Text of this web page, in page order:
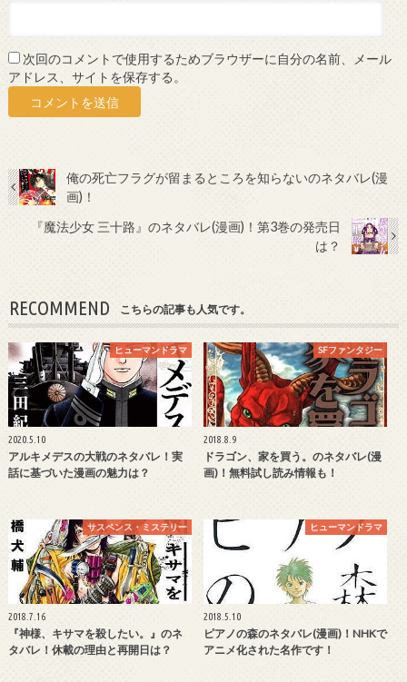
次回のコメントで使用するためブラウザーに自分の名前、メール
アドレス、サイトを保存する。
俺の死亡フラグが留まるところを知らないのネタバレ(漫
画)！
『魔法少女 三十路』のネタバレ(漫画)！第3巻の発売日
は？
RECOMMEND こちらの記事も人気です。
ヒューマンドラマ
2020.5.10
アルキメデスの大戦のネタバレ！実
話に基づいた漫画の魅力は？
SFファンタジー
2018.8.9
ドラゴン、家を買う。のネタバレ(漫
画)！無料試し読み情報も！
サスペンス・ミステリー
2018.7.16
『神様、キサマを殺したい。』のネ
タバレ！休載の理由と再開日は？
ヒューマンドラマ
2018.5.10
ピアノの森のネタバレ(漫画)！NHKで
アニメ化された名作です！